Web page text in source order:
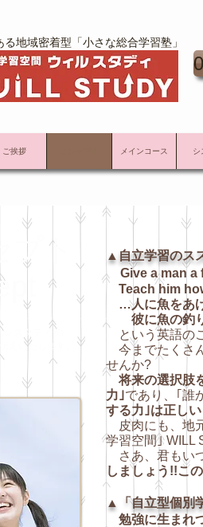
地域密着型「小さな総合学習塾」
ご挨拶 メインコース シ
プト
スタディ の
伝えいたします。
▲自立学習のス
Give a man
Teach him
…人に魚をあ
彼に魚の釣り
という英語の
今までたくさ
せんか?
将来の選択肢
力｣であり、｢誰
する力｣は正し
皮肉にも、地
学習空間｣ WILL
さあ、君もい
しましょう!!こ
▲「自立型個別
勉強に生まれ